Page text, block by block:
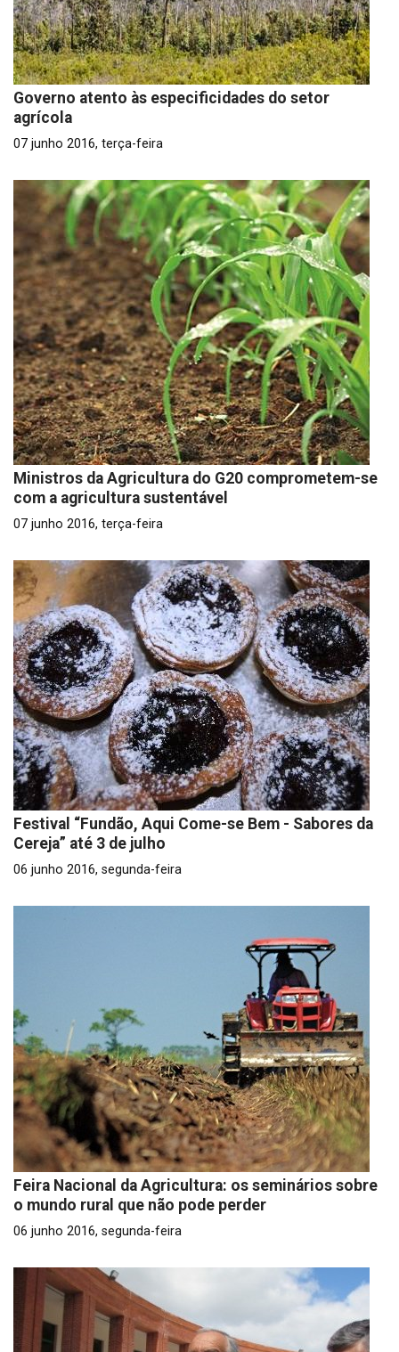
Governo atento às especificidades do setor
agrícola
07 junho 2016, terça-feira
Ministros da Agricultura do G20 comprometem-se
com a agricultura sustentável
07 junho 2016, terça-feira
Festival “Fundão, Aqui Come-se Bem - Sabores da
Cereja” até 3 de julho
06 junho 2016, segunda-feira
Feira Nacional da Agricultura: os seminários sobre
o mundo rural que não pode perder
06 junho 2016, segunda-feira